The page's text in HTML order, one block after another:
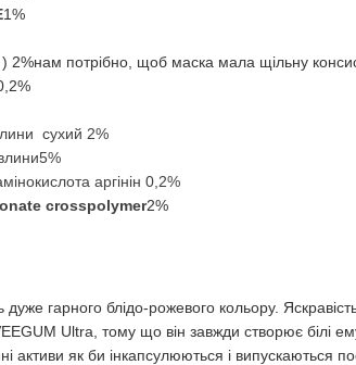
2% (нам потрібно, щоб маска мала щільну
сухий 2%
аргінін 0,2%
crosspolymer
гарного блідо-рожевого кольору.
Ultra, тому що він завжди створює білі
активи як би інкапсулюються і випускаються